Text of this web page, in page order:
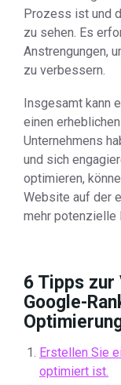
Prozess ist und
zu sehen. Es
Anstrengungen,
zu verbessern.
Insgesamt kann
einen
Unternehmens
und sich
optimieren,
Website auf der
mehr potenzielle
6 Tipps zur
Google-
Erstellen Sie
optimiert ist.